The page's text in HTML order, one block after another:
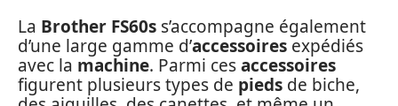
La Brother FS60s s’accompagne également
d’une large gamme d’accessoires expédiés
avec la machine. Parmi cesaccessoires
figurent plusieurs types de pieds de biche,